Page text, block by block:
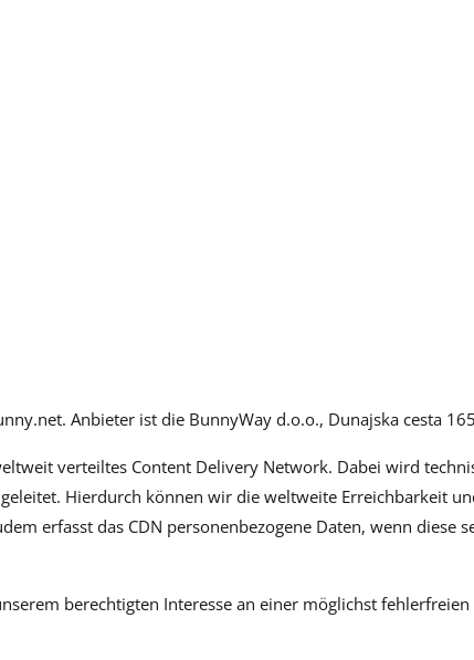
Anbieter ist die BunnyWay d.o.o., Dunajska cesta
verteiltes Content Delivery Network. Dabei wird
Hierdurch können wir die weltweite Erreichbarkeit
erfasst das CDN personenbezogene Daten, wenn diese
berechtigten Interesse an einer möglichst